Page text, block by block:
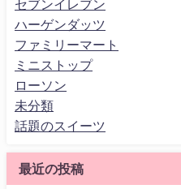
セブンイレブン
ハーゲンダッツ
ファミリーマート
ミニストップ
ローソン
未分類
話題のスイーツ
最近の投稿